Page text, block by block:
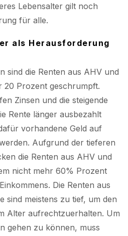
Lebensalter gilt noch
für alle.
als Herausforderung
sind die Renten aus AHV und
20 Prozent geschrumpft.
Zinsen und die steigende
Rente länger ausbezahlt
vorhandene Geld auf
Aufgrund der tieferen
die Renten aus AHV und
nicht mehr 60% Prozent
Die Renten aus
sind meistens zu tief, um den
Alter aufrechtzuerhalten. Um
gehen zu können, muss